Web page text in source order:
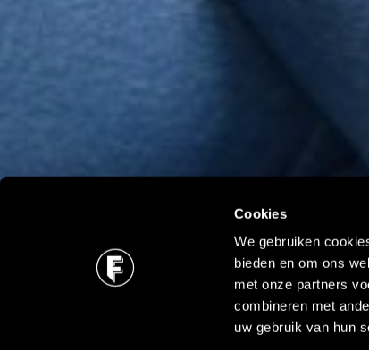
Cookies
We gebruiken
bieden en om ons
met onze partners
combineren met
uw gebruik van hun